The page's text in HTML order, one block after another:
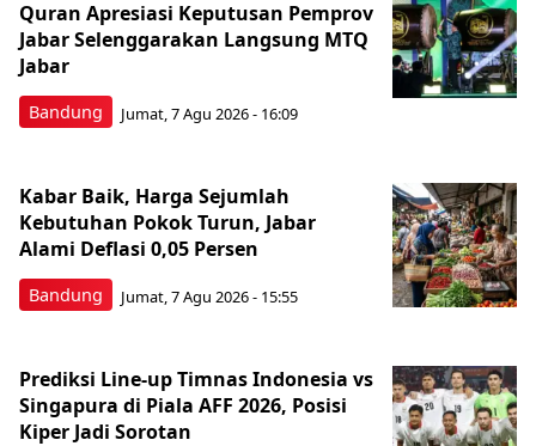
Bandung
Quran Apresiasi Keputusan Pemprov
Jabar Selenggarakan Langsung MTQ
Jabar
Jumat, 7 Agu 2026 - 16:09
Bandung
Kabar Baik, Harga Sejumlah
Kebutuhan Pokok Turun, Jabar
Alami Deflasi 0,05 Persen
Jumat, 7 Agu 2026 - 15:55
Prediksi Line-up Timnas Indonesia vs
Singapura di Piala AFF 2026, Posisi
Kiper Jadi Sorotan